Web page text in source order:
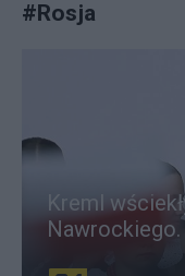
#Rosja
Kreml
Nawrockiego.